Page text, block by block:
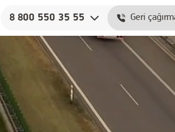
8 800 550 35 55 Geri